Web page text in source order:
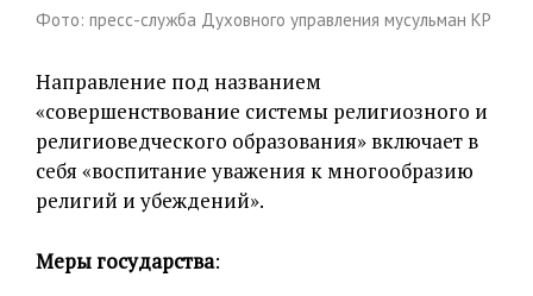
Фото: пресс-служба Духовного управления мусульман КР
Направление под названием
«совершенствование системы религиозного и
религиоведческого образования» включает в
себя «воспитание уважения к многообразию
религий и убеждений».
Меры государства: